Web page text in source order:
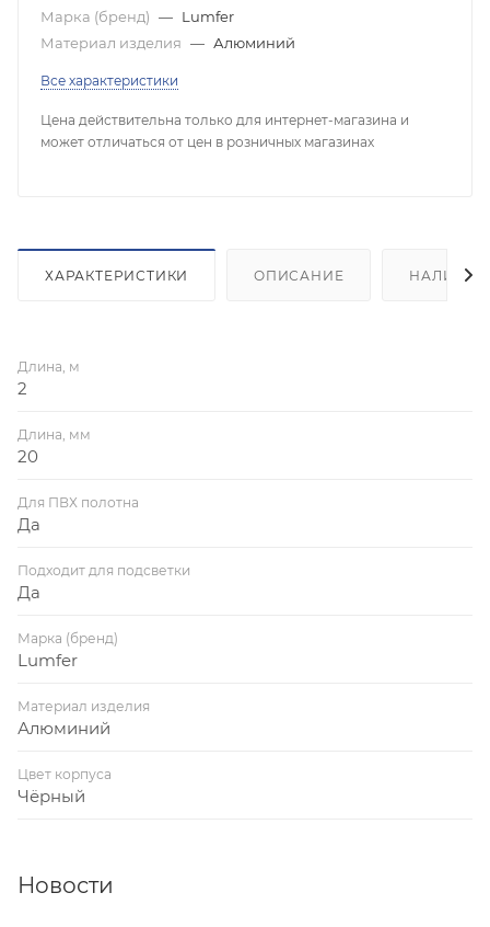
Марка (бренд) — Lumfer
Материал изделия — Алюминий
Все характеристики
Цена действительна только для интернет-магазина и
может отличаться от цен в розничных магазинах
ХАРАКТЕРИСТИКИ ОПИСАНИЕ НАЛИЧИЕ
Длина, м
2
Длина, мм
20
Для ПВХ полотна
Да
Подходит для подсветки
Да
Марка (бренд)
Lumfer
Материал изделия
Алюминий
Цвет корпуса
Чёрный
Новости